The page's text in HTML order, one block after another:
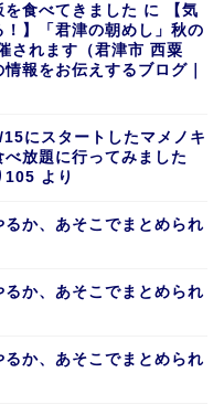
食べてきました に
【気
】「君津の朝めし」秋の
されます（君津市 西粟
報をお伝えするブログ｜
にスタートしたマメノキ
べ放題に行ってみました
105 より
か、あそこでまとめられ
か、あそこでまとめられ
か、あそこでまとめられ